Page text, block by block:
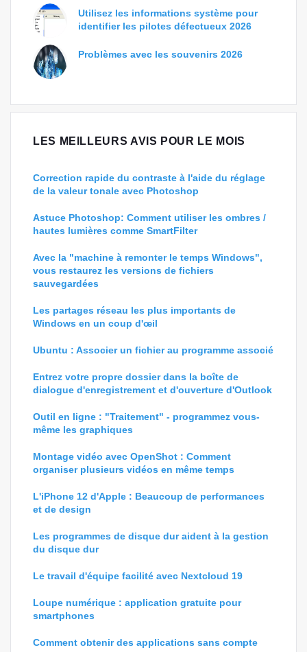
Utilisez les informations système pour
identifier les pilotes défectueux 2026
Problèmes avec les souvenirs 2026
LES MEILLEURS AVIS POUR LE MOIS
Correction rapide du contraste à l'aide du réglage
de la valeur tonale avec Photoshop
Astuce Photoshop: Comment utiliser les ombres /
hautes lumières comme SmartFilter
Avec la "machine à remonter le temps Windows",
vous restaurez les versions de fichiers
sauvegardées
Les partages réseau les plus importants de
Windows en un coup d'œil
Ubuntu : Associer un fichier au programme associé
Entrez votre propre dossier dans la boîte de
dialogue d'enregistrement et d'ouverture d'Outlook
Outil en ligne : "Traitement" - programmez vous-
même les graphiques
Montage vidéo avec OpenShot : Comment
organiser plusieurs vidéos en même temps
L'iPhone 12 d'Apple : Beaucoup de performances
et de design
Les programmes de disque dur aident à la gestion
du disque dur
Le travail d'équipe facilité avec Nextcloud 19
Loupe numérique : application gratuite pour
smartphones
Comment obtenir des applications sans compte